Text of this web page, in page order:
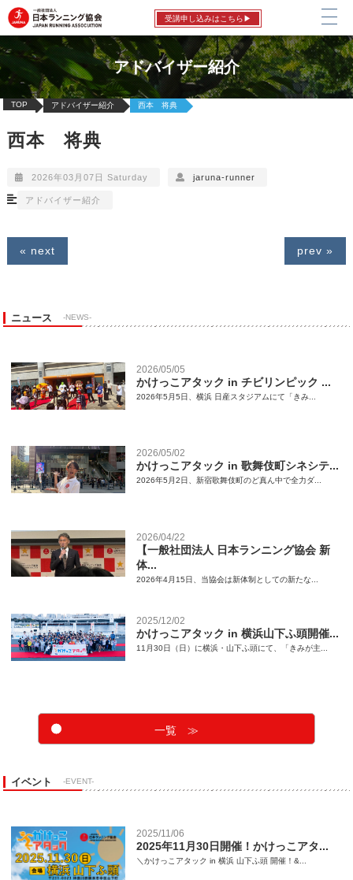
受講申し込みはこちら▶
アドバイザー紹介
TOP アドバイザー紹介 西本 将典
西本 将典
2026年03月07日 Saturday jaruna-runner
アドバイザー紹介
« next prev »
ニュース -NEWS-
2026/05/05
かけっこアタック in チビリンピック ...
2026年5月5日、横浜 日産スタジアムにて「きみ...
2026/05/02
かけっこアタック in 歌舞伎町シネシテ...
2026年5月2日、新宿歌舞伎町のど真ん中で全力ダ...
2026/04/22
【一般社団法人 日本ランニング協会 新
体...
2026年4月15日、当協会は新体制としての新たな...
2025/12/02
かけっこアタック in 横浜山下ふ頭開催...
11月30日（日）に横浜・山下ふ頭にて、「きみが主...
一覧 ≫
イベント -EVENT-
2025/11/06
2025年11月30日開催！かけっこアタ...
＼かけっこアタック in 横浜 山下ふ頭 開催！&...